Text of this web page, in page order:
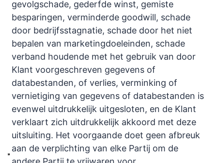
gevolgschade, gederfde winst, gemiste
besparingen, verminderde goodwill, schade
door bedrijfsstagnatie, schade door het niet
bepalen van marketingdoeleinden, schade
verband houdende met het gebruik van door
Klant voorgeschreven gegevens of
databestanden, of verlies, verminking of
vernietiging van gegevens of databestanden is
evenwel uitdrukkelijk uitgesloten, en de Klant
verklaart zich uitdrukkelijk akkoord met deze
uitsluiting. Het voorgaande doet geen afbreuk
aan de verplichting van elke Partij om de